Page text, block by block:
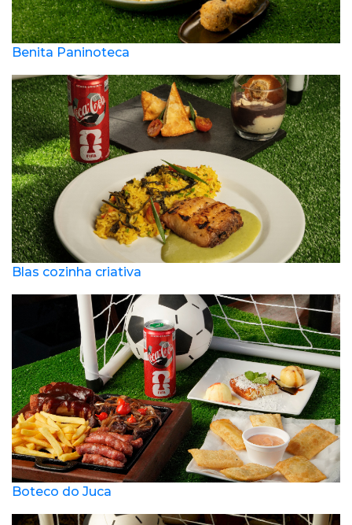
Benita Paninoteca
Blas cozinha criativa
Boteco do Juca